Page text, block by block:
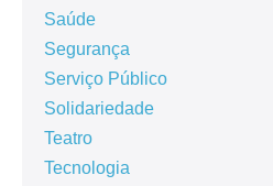
Saúde
Segurança
Serviço Público
Solidariedade
Teatro
Tecnologia